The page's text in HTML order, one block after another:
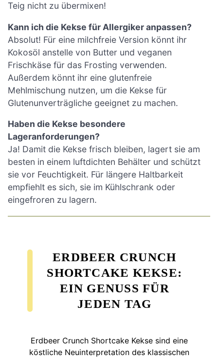
Teig nicht zu übermixen!
Kann ich die Kekse für Allergiker anpassen?
Absolut! Für eine milchfreie Version könnt ihr
Kokosöl anstelle von Butter und veganen
Frischkäse für das Frosting verwenden.
Außerdem könnt ihr eine glutenfreie
Mehlmischung nutzen, um die Kekse für
Glutenunverträgliche geeignet zu machen.
Haben die Kekse besondere
Lageranforderungen?
Ja! Damit die Kekse frisch bleiben, lagert sie am
besten in einem luftdichten Behälter und schützt
sie vor Feuchtigkeit. Für längere Haltbarkeit
empfiehlt es sich, sie im Kühlschrank oder
eingefroren zu lagern.
ERDBEER CRUNCH
SHORTCAKE KEKSE:
EIN GENUSS FÜR
JEDEN TAG
Erdbeer Crunch Shortcake Kekse sind eine
köstliche Neuinterpretation des klassischen